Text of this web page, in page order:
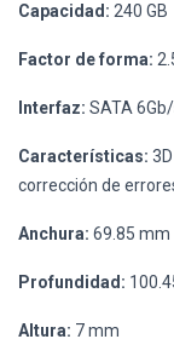
Capacidad: 240 GB
Factor de forma:
Interfaz: SATA
Características:
corrección de
Anchura: 69.85 mm
Profundidad:
Altura: 7 mm